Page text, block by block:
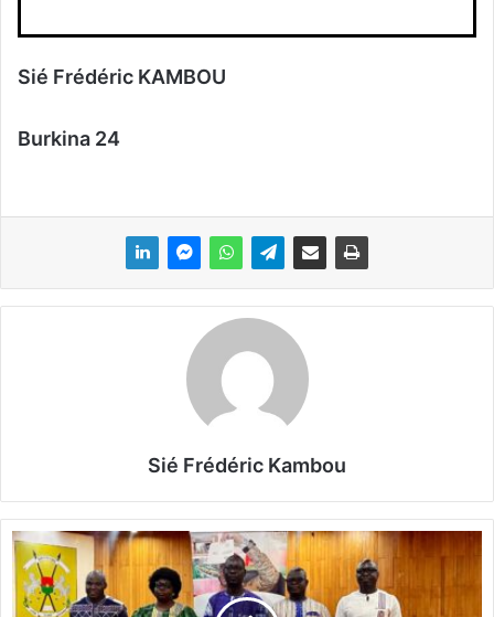
Sié Frédéric KAMBOU
‎Burkina 24
Sié Frédéric Kambou
S
C
O